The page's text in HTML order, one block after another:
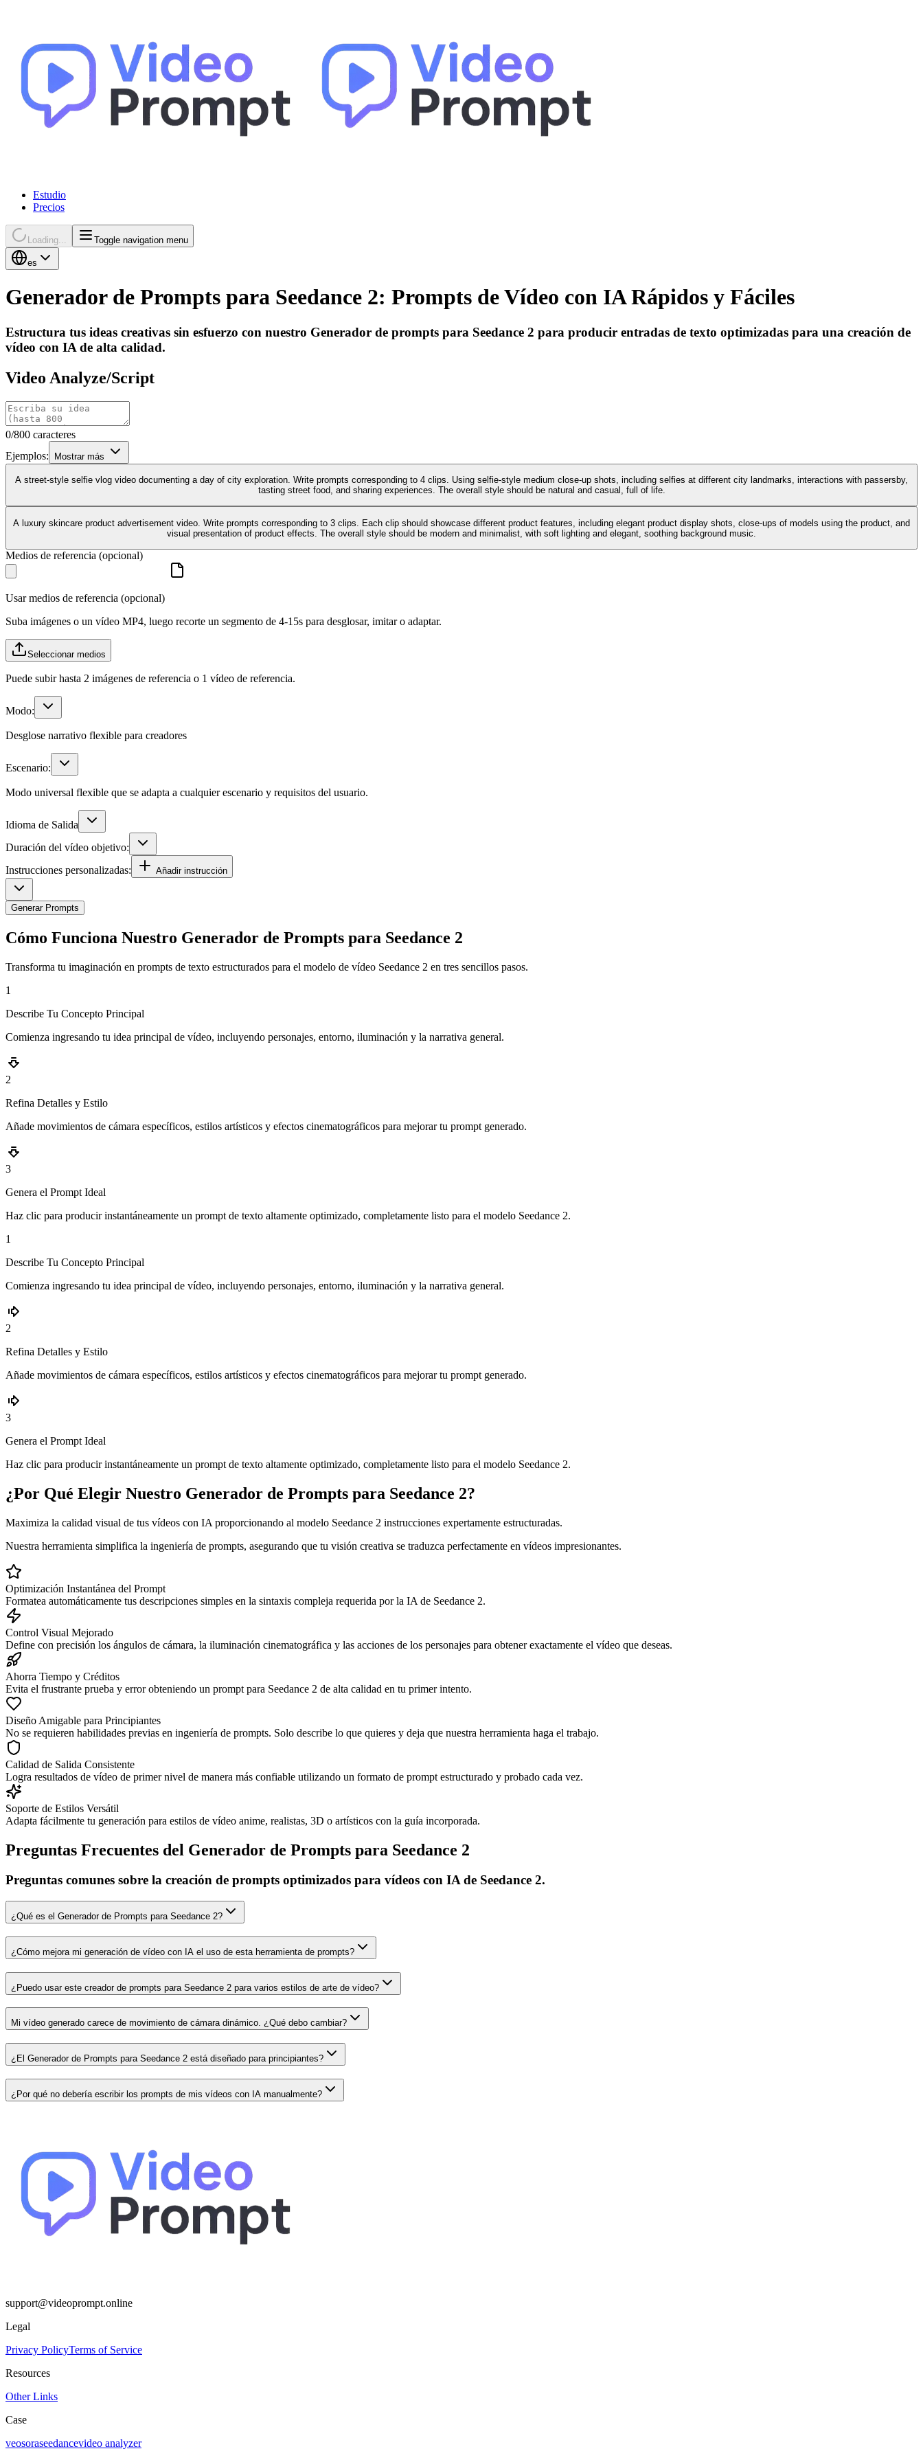
Estudio
Precios
Loading... Toggle navigation menu
es
Generador de Prompts para Seedance 2: Prompts de Vídeo con IA Rápidos y Fáciles
Estructura tus ideas creativas sin esfuerzo con nuestro Generador de prompts para Seedance 2 para producir entradas de texto optimizadas para una creación de
vídeo con IA de alta calidad.
Video Analyze/Script
0/800 caracteres
Ejemplos:
Mostrar más
A street-style selfie vlog video documenting a day of city exploration. Write prompts corresponding to 4 clips. Using selfie-style medium close-up shots, including selfies at different city landmarks, interactions with passersby,
tasting street food, and sharing experiences. The overall style should be natural and casual, full of life.
A luxury skincare product advertisement video. Write prompts corresponding to 3 clips. Each clip should showcase different product features, including elegant product display shots, close-ups of models using the product, and
visual presentation of product effects. The overall style should be modern and minimalist, with soft lighting and elegant, soothing background music.
Medios de referencia (opcional)
Usar medios de referencia (opcional)
Suba imágenes o un vídeo MP4, luego recorte un segmento de 4-15s para desglosar, imitar o adaptar.
Seleccionar medios
Puede subir hasta 2 imágenes de referencia o 1 vídeo de referencia.
Modo:
Desglose narrativo flexible para creadores
Escenario:
Modo universal flexible que se adapta a cualquier escenario y requisitos del usuario.
Idioma de Salida
Duración del vídeo objetivo:
Instrucciones personalizadas:
Añadir instrucción
Generar Prompts
Cómo Funciona Nuestro Generador de Prompts para Seedance 2
Transforma tu imaginación en prompts de texto estructurados para el modelo de vídeo Seedance 2 en tres sencillos pasos.
1
Describe Tu Concepto Principal
Comienza ingresando tu idea principal de vídeo, incluyendo personajes, entorno, iluminación y la narrativa general.
2
Refina Detalles y Estilo
Añade movimientos de cámara específicos, estilos artísticos y efectos cinematográficos para mejorar tu prompt generado.
3
Genera el Prompt Ideal
Haz clic para producir instantáneamente un prompt de texto altamente optimizado, completamente listo para el modelo Seedance 2.
1
Describe Tu Concepto Principal
Comienza ingresando tu idea principal de vídeo, incluyendo personajes, entorno, iluminación y la narrativa general.
2
Refina Detalles y Estilo
Añade movimientos de cámara específicos, estilos artísticos y efectos cinematográficos para mejorar tu prompt generado.
3
Genera el Prompt Ideal
Haz clic para producir instantáneamente un prompt de texto altamente optimizado, completamente listo para el modelo Seedance 2.
¿Por Qué Elegir Nuestro Generador de Prompts para Seedance 2?
Maximiza la calidad visual de tus vídeos con IA proporcionando al modelo Seedance 2 instrucciones expertamente estructuradas.
Nuestra herramienta simplifica la ingeniería de prompts, asegurando que tu visión creativa se traduzca perfectamente en vídeos impresionantes.
Optimización Instantánea del Prompt
Formatea automáticamente tus descripciones simples en la sintaxis compleja requerida por la IA de Seedance 2.
Control Visual Mejorado
Define con precisión los ángulos de cámara, la iluminación cinematográfica y las acciones de los personajes para obtener exactamente el vídeo que deseas.
Ahorra Tiempo y Créditos
Evita el frustrante prueba y error obteniendo un prompt para Seedance 2 de alta calidad en tu primer intento.
Diseño Amigable para Principiantes
No se requieren habilidades previas en ingeniería de prompts. Solo describe lo que quieres y deja que nuestra herramienta haga el trabajo.
Calidad de Salida Consistente
Logra resultados de vídeo de primer nivel de manera más confiable utilizando un formato de prompt estructurado y probado cada vez.
Soporte de Estilos Versátil
Adapta fácilmente tu generación para estilos de vídeo anime, realistas, 3D o artísticos con la guía incorporada.
Preguntas Frecuentes del Generador de Prompts para Seedance 2
Preguntas comunes sobre la creación de prompts optimizados para vídeos con IA de Seedance 2.
¿Qué es el Generador de Prompts para Seedance 2?
¿Cómo mejora mi generación de vídeo con IA el uso de esta herramienta de prompts?
¿Puedo usar este creador de prompts para Seedance 2 para varios estilos de arte de vídeo?
Mi vídeo generado carece de movimiento de cámara dinámico. ¿Qué debo cambiar?
¿El Generador de Prompts para Seedance 2 está diseñado para principiantes?
¿Por qué no debería escribir los prompts de mis vídeos con IA manualmente?
support@videoprompt.online
Legal
Privacy PolicyTerms of Service
Resources
Other Links
Case
veosoraseedancevideo analyzer